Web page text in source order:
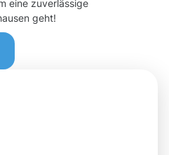
eine zuverlässige
geht!